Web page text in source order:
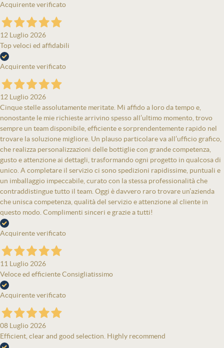
Acquirente verificato
12 Luglio 2026
Top veloci ed affidabili
Acquirente verificato
12 Luglio 2026
Cinque stelle assolutamente meritate. Mi affido a loro da tempo e,
nonostante le mie richieste arrivino spesso all’ultimo momento, trovo
sempre un team disponibile, efficiente e sorprendentemente rapido nel
trovare la soluzione migliore. Un plauso particolare va all’ufficio grafico,
che realizza personalizzazioni delle bottiglie con grande competenza,
gusto e attenzione ai dettagli, trasformando ogni progetto in qualcosa di
unico. A completare il servizio ci sono spedizioni rapidissime, puntuali e
un imballaggio impeccabile, curato con la stessa professionalità che
contraddistingue tutto il team. Oggi è davvero raro trovare un’azienda
che unisca competenza, qualità del servizio e attenzione al cliente in
questo modo. Complimenti sinceri e grazie a tutti!
Acquirente verificato
11 Luglio 2026
Veloce ed efficiente Consigliatissimo
Acquirente verificato
08 Luglio 2026
Efficient, clear and good selection. Highly recommend